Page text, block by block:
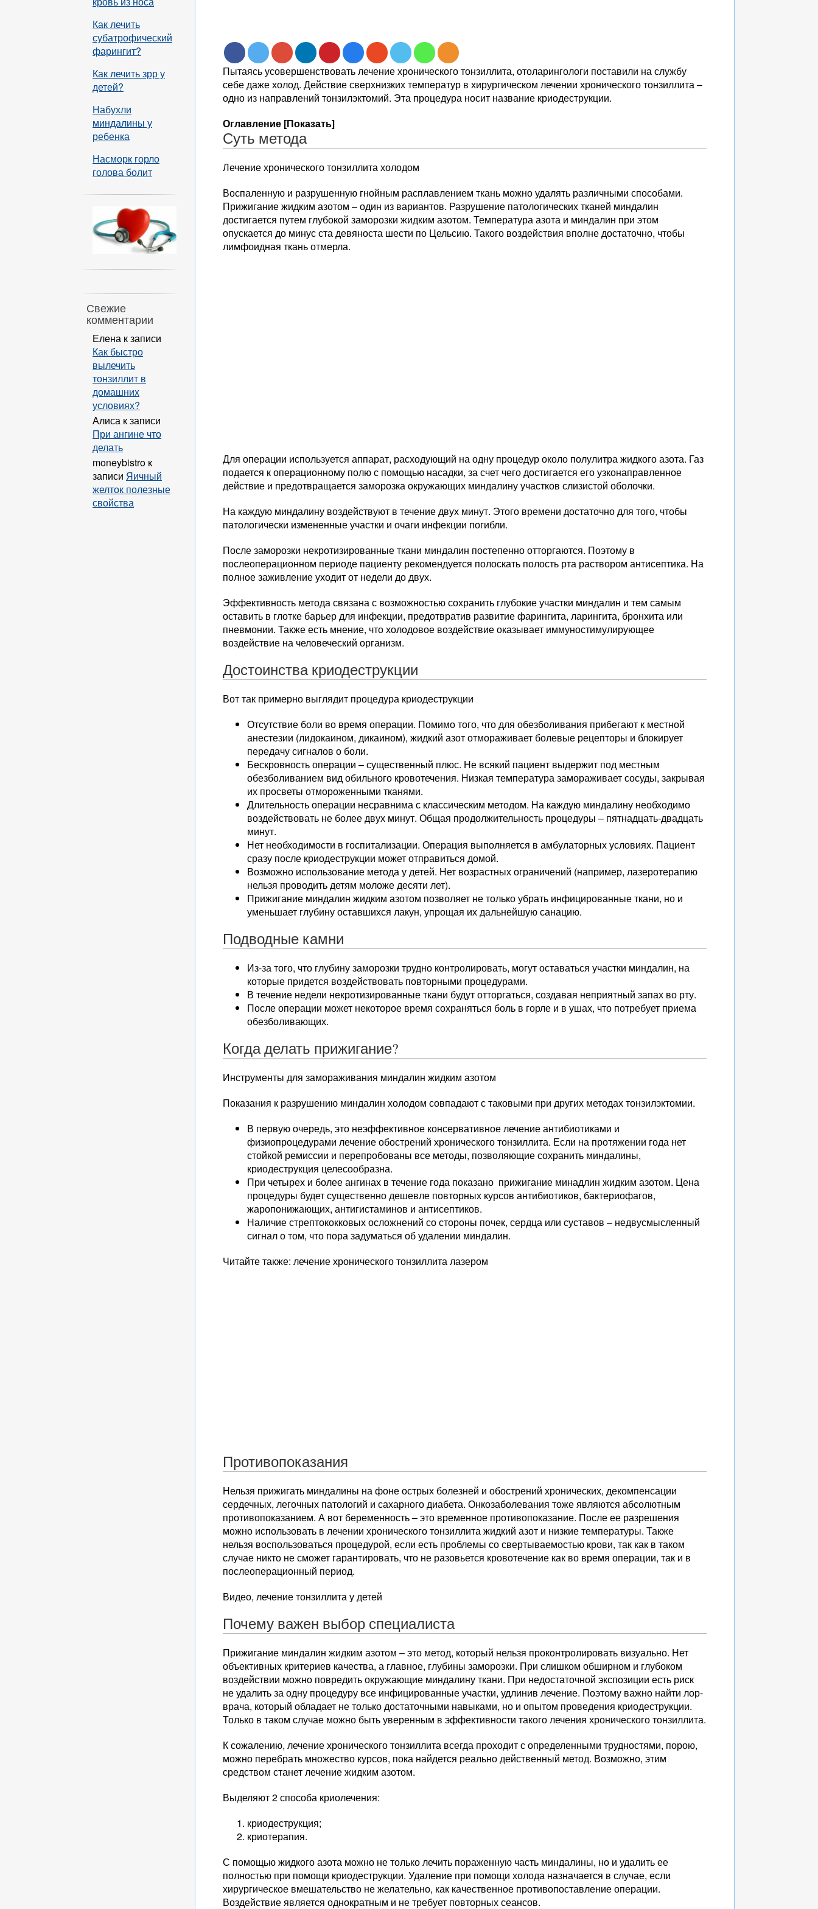
Пытаясь усовершенствовать лечение хронического тонзиллита, отоларингологи поставили на службу
себе даже холод. Действие сверхнизких температур в хирургическом лечении хронического тонзиллита –
одно из направлений тонзилэктомий. Эта процедура носит название криодеструкции.
Оглавление [Показать]
Суть метода
Лечение хронического тонзиллита холодом
Воспаленную и разрушенную гнойным расплавлением ткань можно удалять различными способами.
Прижигание жидким азотом – один из вариантов. Разрушение патологических тканей миндалин
достигается путем глубокой заморозки жидким азотом. Температура азота и миндалин при этом
опускается до минус ста девяноста шести по Цельсию. Такого воздействия вполне достаточно, чтобы
лимфоидная ткань отмерла.
Для операции используется аппарат, расходующий на одну процедур около полулитра жидкого азота. Газ
подается к операционному полю с помощью насадки, за счет чего достигается его узконаправленное
действие и предотвращается заморозка окружающих миндалину участков слизистой оболочки.
На каждую миндалину воздействуют в течение двух минут. Этого времени достаточно для того, чтобы
патологически измененные участки и очаги инфекции погибли.
После заморозки некротизированные ткани миндалин постепенно отторгаются. Поэтому в
послеоперационном периоде пациенту рекомендуется полоскать полость рта раствором антисептика. На
полное заживление уходит от недели до двух.
Эффективность метода связана с возможностью сохранить глубокие участки миндалин и тем самым
оставить в глотке барьер для инфекции, предотвратив развитие фарингита, ларингита, бронхита или
пневмонии. Также есть мнение, что холодовое воздействие оказывает иммуностимулирующее
воздействие на человеческий организм.
Достоинства криодеструкции
Вот так примерно выглядит процедура криодеструкции
Отсутствие боли во время операции. Помимо того, что для обезболивания прибегают к местной
анестезии (лидокаином, дикаином), жидкий азот отмораживает болевые рецепторы и блокирует
передачу сигналов о боли.
Бескровность операции – существенный плюс. Не всякий пациент выдержит под местным
обезболиванием вид обильного кровотечения. Низкая температура замораживает сосуды, закрывая
их просветы отмороженными тканями.
Длительность операции несравнима с классическим методом. На каждую миндалину необходимо
воздействовать не более двух минут. Общая продолжительность процедуры – пятнадцать-двадцать
минут.
Нет необходимости в госпитализации. Операция выполняется в амбулаторных условиях. Пациент
сразу после криодеструкции может отправиться домой.
Возможно использование метода у детей. Нет возрастных ограничений (например, лазеротерапию
нельзя проводить детям моложе десяти лет).
Прижигание миндалин жидким азотом позволяет не только убрать инфицированные ткани, но и
уменьшает глубину оставшихся лакун, упрощая их дальнейшую санацию.
Подводные камни
Из-за того, что глубину заморозки трудно контролировать, могут оставаться участки миндалин, на
которые придется воздействовать повторными процедурами.
В течение недели некротизированные ткани будут отторгаться, создавая неприятный запах во рту.
После операции может некоторое время сохраняться боль в горле и в ушах, что потребует приема
обезболивающих.
Когда делать прижигание?
Инструменты для замораживания миндалин жидким азотом
Показания к разрушению миндалин холодом совпадают с таковыми при других методах тонзилэктомии.
В первую очередь, это неэффективное консервативное лечение антибиотиками и
физиопроцедурами лечение обострений хронического тонзиллита. Если на протяжении года нет
стойкой ремиссии и перепробованы все методы, позволяющие сохранить миндалины,
криодеструкция целесообразна.
При четырех и более ангинах в течение года показано прижигание минадлин жидким азотом. Цена
процедуры будет существенно дешевле повторных курсов антибиотиков, бактериофагов,
жаропонижающих, антигистаминов и антисептиков.
Наличие стрептококковых осложнений со стороны почек, сердца или суставов – недвусмысленный
сигнал о том, что пора задуматься об удалении миндалин.
Читайте также: лечение хронического тонзиллита лазером
Противопоказания
Нельзя прижигать миндалины на фоне острых болезней и обострений хронических, декомпенсации
сердечных, легочных патологий и сахарного диабета. Онкозаболевания тоже являются абсолютным
противопоказанием. А вот беременность – это временное противопоказание. После ее разрешения
можно использовать в лечении хронического тонзиллита жидкий азот и низкие температуры. Также
нельзя воспользоваться процедурой, если есть проблемы со свертываемостью крови, так как в таком
случае никто не сможет гарантировать, что не разовьется кровотечение как во время операции, так и в
послеоперационный период.
Видео, лечение тонзиллита у детей
Почему важен выбор специалиста
Прижигание миндалин жидким азотом – это метод, который нельзя проконтролировать визуально. Нет
объективных критериев качества, а главное, глубины заморозки. При слишком обширном и глубоком
воздействии можно повредить окружающие миндалину ткани. При недостаточной экспозиции есть риск
не удалить за одну процедуру все инфицированные участки, удлинив лечение. Поэтому важно найти лор-
врача, который обладает не только достаточными навыками, но и опытом проведения криодеструкции.
Только в таком случае можно быть уверенным в эффективности такого лечения хронического тонзиллита.
К сожалению, лечение хронического тонзиллита всегда проходит с определенными трудностями, порою,
можно перебрать множество курсов, пока найдется реально действенный метод. Возможно, этим
средством станет лечение жидким азотом.
Выделяют 2 способа криолечения:
криодеструкция;
криотерапия.
С помощью жидкого азота можно не только лечить пораженную часть миндалины, но и удалить ее
полностью при помощи криодеструкции. Удаление при помощи холода назначается в случае, если
хирургическое вмешательство не желательно, как качественное противопоставление операции.
Воздействие является однократным и не требует повторных сеансов.
Как лечить
субатрофический
фарингит?
Как лечить зрр у
детей?
Набухли
миндалины у
ребенка
Насморк горло
голова болит
Свежие
комментарии
Елена к записи
Как быстро
вылечить
тонзиллит в
домашних
условиях?
Алиса к записи
При ангине что
делать
moneybistro к
записи Яичный
желток полезные
свойства